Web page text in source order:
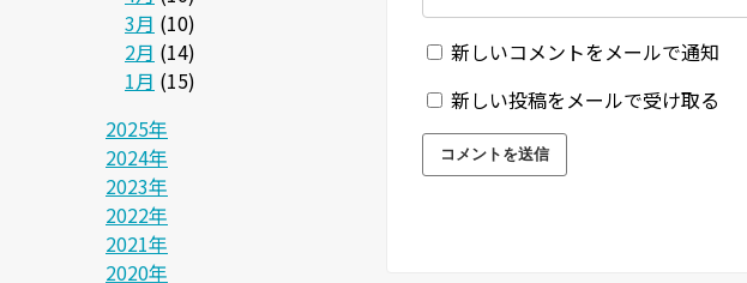
新しいコメントをメールで通知
新しい投稿をメールで受け取る
3月 (10)
2月 (14)
1月 (15)
2025年
2024年
2023年
2022年
2021年
2020年